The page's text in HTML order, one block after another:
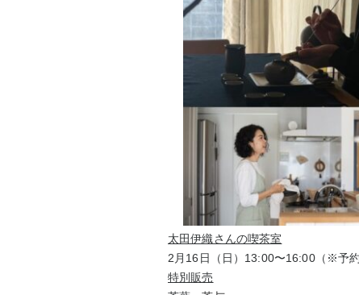
太田伊織さんの喫茶室
2月16日（日）13:00〜16:00（※予約
特別販売